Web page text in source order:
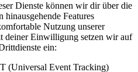
Dienste können wir dir über die
hinausgehende Features
Nutzung unserer
deiner Einwilligung setzen wir auf
ein:
(Universal Event Tracking)